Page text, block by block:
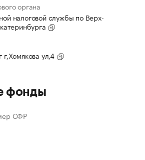
органа
налоговой службы по Верх-
ул,4
фонды
СФР